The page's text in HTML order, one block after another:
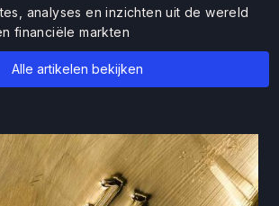
analyses en inzichten uit de wereld
financiële markten
Alle artikelen bekijken